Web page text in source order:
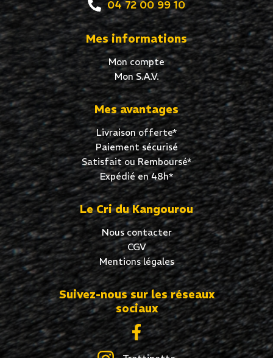
04 72 00 99 10
Mes informations
Mon compte
Mon S.A.V.
Mes avantages
Livraison offerte*
Paiement sécurisé
Satisfait ou Remboursé*
Expédié en 48h*
Le Cri du Kangourou
Nous contacter
CGV
Mentions légales
Suivez-nous sur les réseaux
sociaux